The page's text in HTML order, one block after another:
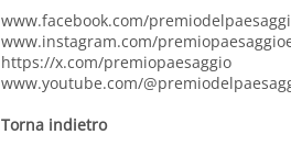
www.facebook.com/
www.instagram.com/
https://x.com/premiopaesaggio
www.youtube.com/
Torna indietro